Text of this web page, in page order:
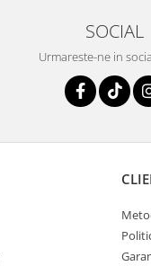
SOCIAL
Urmareste-ne in